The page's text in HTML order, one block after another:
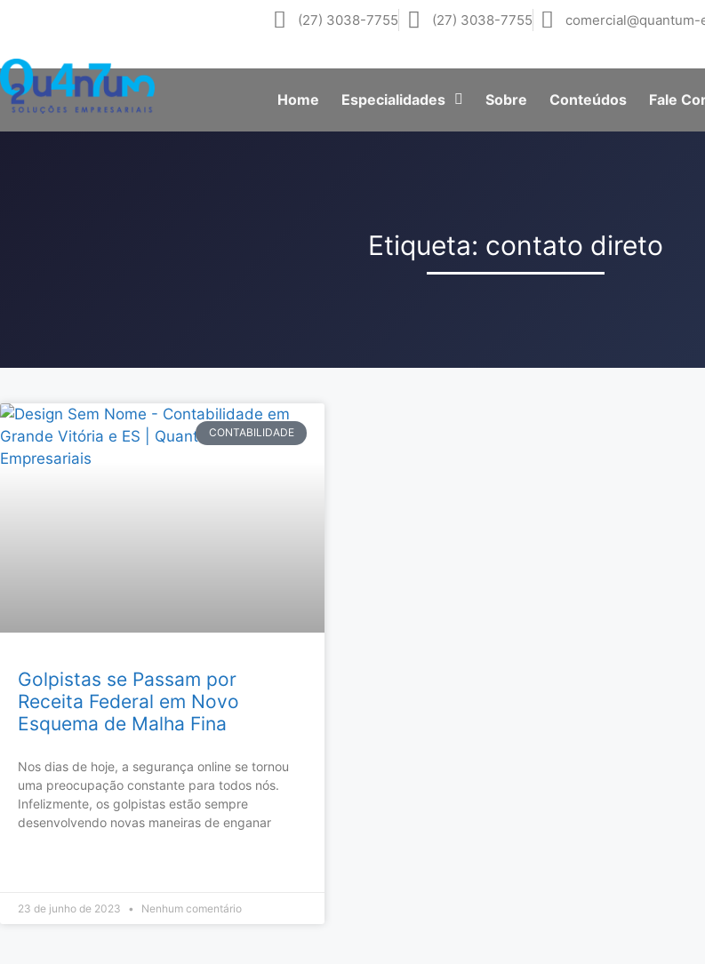
(27) 3038-7755 (27) 3038-7755 comercial@quantum-
Home Especialidades Sobre Conteúdos Fale
Etiqueta: contato direto
CONTABILIDADE
Golpistas se Passam por
Receita Federal em Novo
Esquema de Malha Fina
Nos dias de hoje, a segurança online se tornou
uma preocupação constante para todos nós.
Infelizmente, os golpistas estão sempre
desenvolvendo novas maneiras de enganar
23 de junho de 2023 Nenhum comentário